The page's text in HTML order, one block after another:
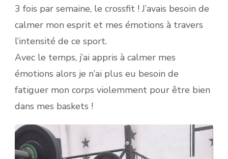
3 fois par semaine, le crossfit ! J’avais besoin de
calmer mon esprit et mes émotions à travers
l’intensité de ce sport.
Avec le temps, j’ai appris à calmer mes
émotions alors je n’ai plus eu besoin de
fatiguer mon corps violemment pour être bien
dans mes baskets !